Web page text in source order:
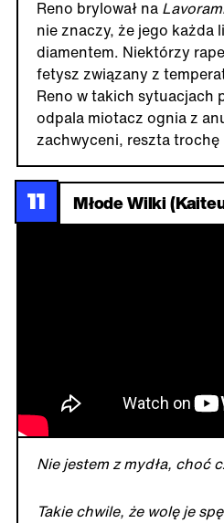
Reno brylował na
nie znaczy, że jego każda
diamentem. Niektórzy
fetysz związany z
Reno w takich sytuacjach
odpala miotacz ognia z
zachwyceni, reszta trochę
11 Młode Wilki
Nie jestem z mydła, choć
Takie chwile, że wolę je